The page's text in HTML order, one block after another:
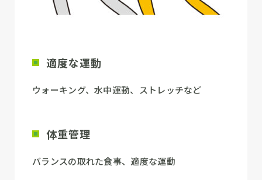
適度な運動
ウォーキング、水中運動、ストレッチなど
体重管理
バランスの取れた食事、適度な運動